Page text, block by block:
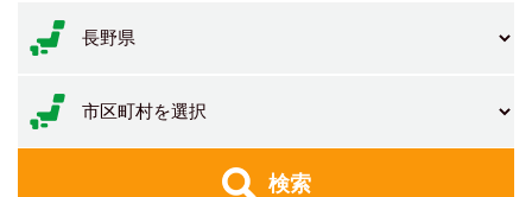
検索